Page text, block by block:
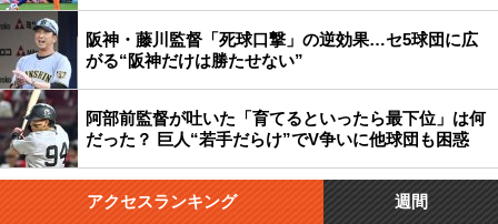
阪神・藤川監督「死球口撃」の逆効果…セ5球団に広
がる“阪神だけは勝たせない”
阿部前監督が吐いた「育てるといったら最下位」は何
だった？ 巨人“若手だらけ”でV争いに他球団も困惑
アクセスランキング 週間